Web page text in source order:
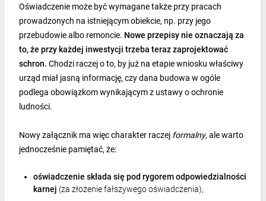
Oświadczenie może być wymagane także przy pracach
prowadzonych na istniejącym obiekcie, np. przy jego
przebudowie albo remoncie. Nowe przepisy nie oznaczają za
to, że przy każdej inwestycji trzeba teraz zaprojektować
schron. Chodzi raczej o to, by już na etapie wniosku właściwy
urząd miał jasną informację, czy dana budowa w ogóle
podlega obowiązkom wynikającym z ustawy o ochronie
ludności.
Nowy załącznik ma więc charakter raczej formalny, ale warto
jednocześnie pamiętać, że:
oświadczenie składa się pod rygorem odpowiedzialności
karnej (za złożenie fałszywego oświadczenia),